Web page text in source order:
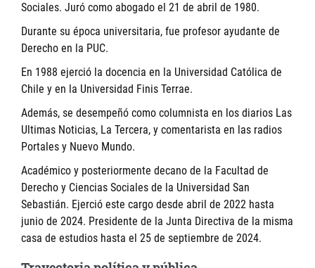
Sociales. Juró como abogado el 21 de abril de 1980.
Durante su época universitaria, fue profesor ayudante de
Derecho en la PUC.
En 1988 ejerció la docencia en la Universidad Católica de
Chile y en la Universidad Finis Terrae.
Además, se desempeñó como columnista en los diarios Las
Ultimas Noticias, La Tercera, y comentarista en las radios
Portales y Nuevo Mundo.
Académico y posteriormente decano de la Facultad de
Derecho y Ciencias Sociales de la Universidad San
Sebastián. Ejerció este cargo desde abril de 2022 hasta
junio de 2024. Presidente de la Junta Directiva de la misma
casa de estudios hasta el 25 de septiembre de 2024.